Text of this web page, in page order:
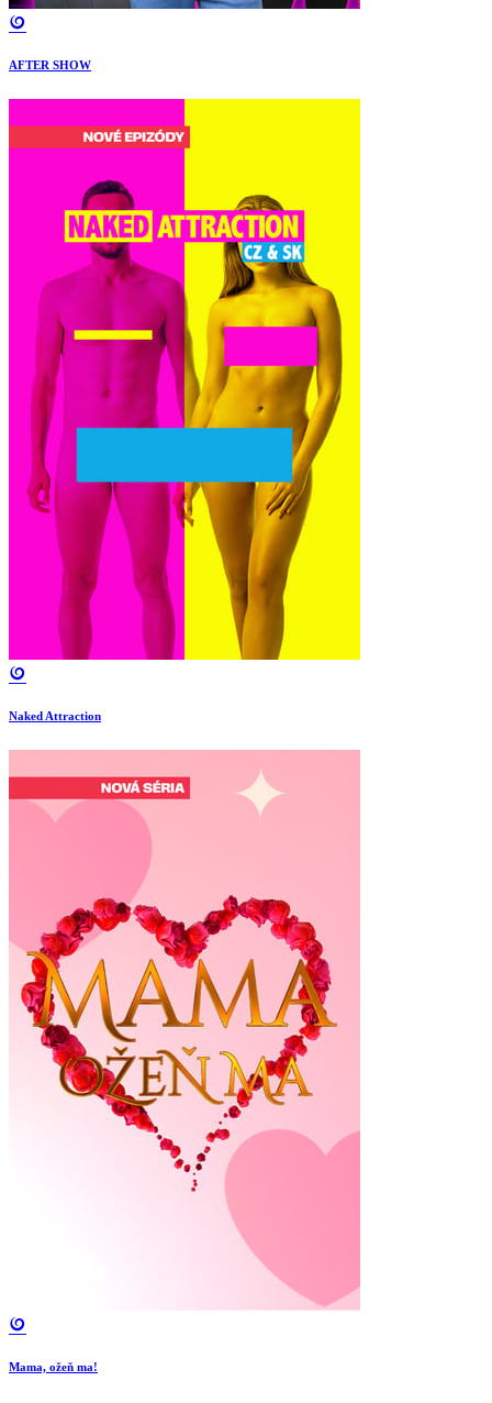
AFTER SHOW
Naked Attraction
Mama, ožeň ma!